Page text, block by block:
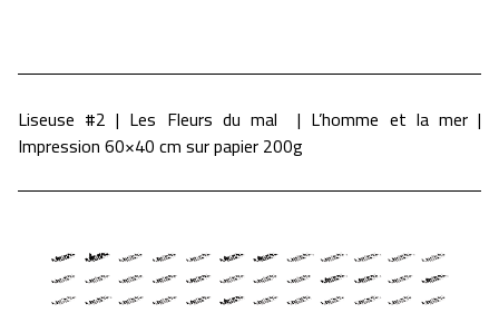
Liseuse #2 | Les Fleurs du mal | L’homme et la mer |
Impression 60×40 cm sur papier 200g